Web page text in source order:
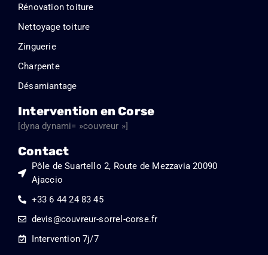
Rénovation toiture
Nettoyage toiture
Zinguerie
Charpente
Désamiantage
Intervention en Corse
[dyna dynami= »couvreur »]
Contact
Pôle de Suartello 2, Route de Mezzavia 20090
Ajaccio
+33 6 44 24 83 45
devis@couvreur-sorrel-corse.fr
Intervention 7j/7